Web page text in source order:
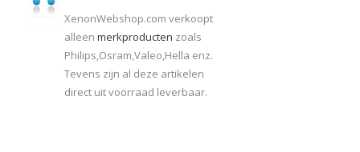
XenonWebshop.com verkoopt
alleen merkproducten zoals
Philips,Osram,Valeo,Hella enz.
Tevens zijn al deze artikelen
direct uit voorraad leverbaar.